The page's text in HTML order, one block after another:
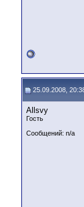
25.09.2008,
Allsvy
Гость
Сообщений: n/a